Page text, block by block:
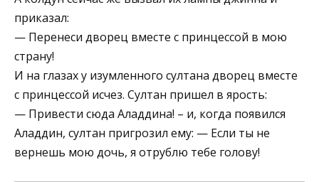
приказал:
— Перенеси дворец вместе с принцессой в мою
страну!
И на глазах у изумленного султана дворец вместе
с принцессой исчез. Султан пришел в ярость:
— Привести сюда Аладдина! – и, когда появился
Аладдин, султан пригрозил ему: — Если ты не
вернешь мою дочь, я отрублю тебе голову!